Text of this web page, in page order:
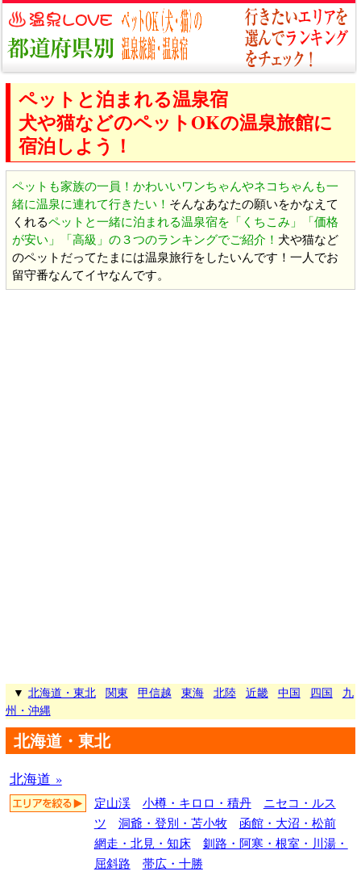
ペットと泊まれる温泉宿
犬や猫などのペットOKの温泉旅館に
宿泊しよう！
ペットも家族の一員！かわいいワンちゃんやネコちゃんも一
緒に温泉に連れて行きたい！ そんなあなたの願いをかなえて
くれるペットと一緒に泊まれる温泉宿を「くちこみ」「価格
が安い」「高級」の３つのランキングでご紹介！ 犬や猫など
のペットだってたまには温泉旅行をしたいんです！一人でお
留守番なんてイヤなんです。
▼ 北海道・東北 関東 甲信越 東海 北陸 近畿 中国 四国
九
州・沖縄
北海道・東北
北海道 »
定山渓 小樽・キロロ・積丹
ニセコ・ルス
ツ
洞爺・登別・苫小牧
函館・大沼・松前
網走・北見・知床
釧路・阿寒・根室・川湯・
屈斜路
帯広・十勝